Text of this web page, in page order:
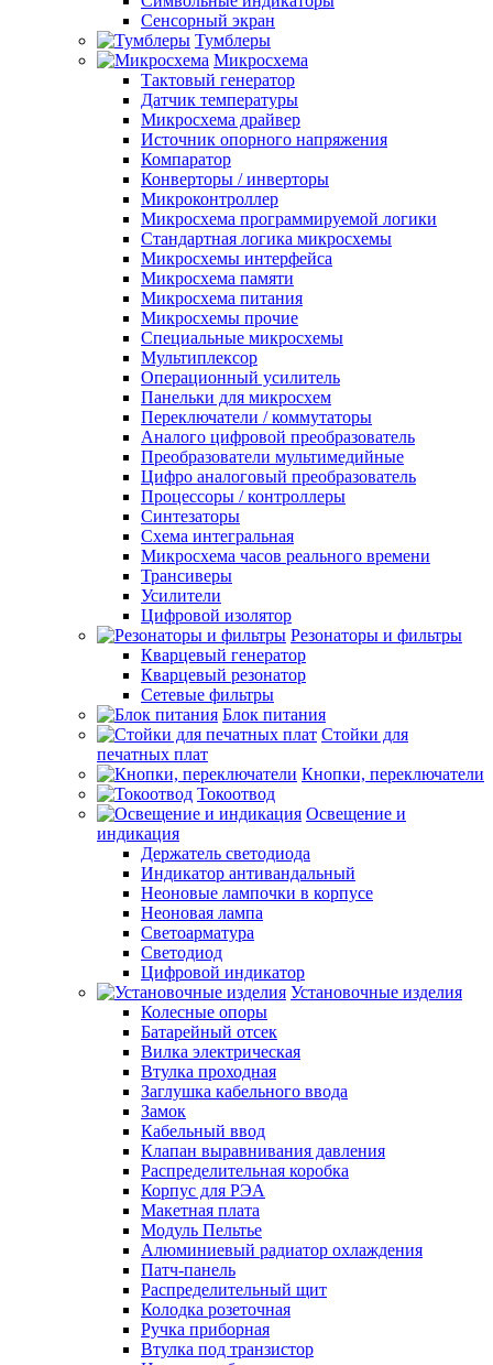
Сенсорный экран
Тумблеры
Микросхема
Тактовый генератор
Датчик температуры
Микросхема драйвер
Источник опорного напряжения
Компаратор
Конверторы / инверторы
Микроконтроллер
Микросхема программируемой логики
Стандартная логика микросхемы
Микросхемы интерфейса
Микросхема памяти
Микросхема питания
Микросхемы прочие
Специальные микросхемы
Мультиплексор
Операционный усилитель
Панельки для микросхем
Переключатели / коммутаторы
Аналого цифровой преобразователь
Преобразователи мультимедийные
Цифро аналоговый преобразователь
Процессоры / контроллеры
Синтезаторы
Схема интегральная
Микросхема часов реального времени
Трансиверы
Усилители
Цифровой изолятор
Резонаторы и фильтры
Кварцевый генератор
Кварцевый резонатор
Сетевые фильтры
Блок питания
Стойки для
печатных плат
Кнопки, переключатели
Токоотвод
Освещение и
индикация
Держатель светодиода
Индикатор антивандальный
Неоновые лампочки в корпусе
Неоновая лампа
Светоарматура
Светодиод
Цифровой индикатор
Установочные изделия
Колесные опоры
Батарейный отсек
Вилка электрическая
Втулка проходная
Заглушка кабельного ввода
Замок
Кабельный ввод
Клапан выравнивания давления
Распределительная коробка
Корпус для РЭА
Макетная плата
Модуль Пельтье
Алюминиевый радиатор охлаждения
Патч-панель
Распределительный щит
Колодка розеточная
Ручка приборная
Втулка под транзистор